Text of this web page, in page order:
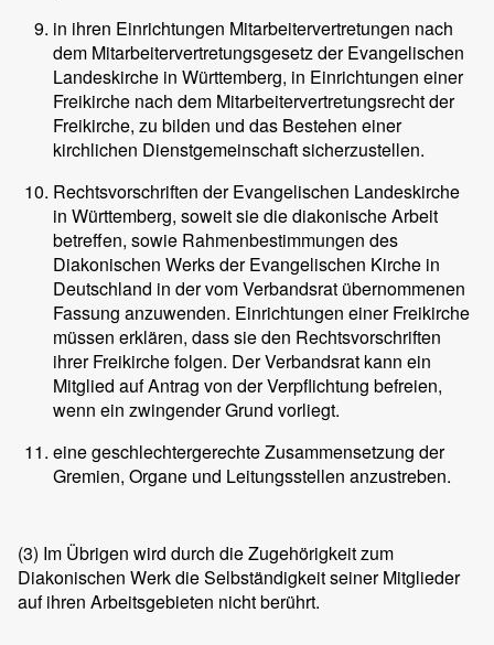
in ihren Einrichtungen Mitarbeitervertretungen nach
dem Mitarbeitervertretungsgesetz der Evangelischen
Landeskirche in Württemberg, in Einrichtungen einer
Freikirche nach dem Mitarbeitervertretungsrecht der
Freikirche, zu bilden und das Bestehen einer
kirchlichen Dienstgemeinschaft sicherzustellen.
Rechtsvorschriften der Evangelischen Landeskirche
in Württemberg, soweit sie die diakonische Arbeit
betreffen, sowie Rahmenbestimmungen des
Diakonischen Werks der Evangelischen Kirche in
Deutschland in der vom Verbandsrat übernommenen
Fassung anzuwenden. Einrichtungen einer Freikirche
müssen erklären, dass sie den Rechtsvorschriften
ihrer Freikirche folgen. Der Verbandsrat kann ein
Mitglied auf Antrag von der Verpflichtung befreien,
wenn ein zwingender Grund vorliegt.
eine geschlechtergerechte Zusammensetzung der
Gremien, Organe und Leitungsstellen anzustreben.
(3) Im Übrigen wird durch die Zugehörigkeit zum
Diakonischen Werk die Selbständigkeit seiner Mitglieder
auf ihren Arbeitsgebieten nicht berührt.